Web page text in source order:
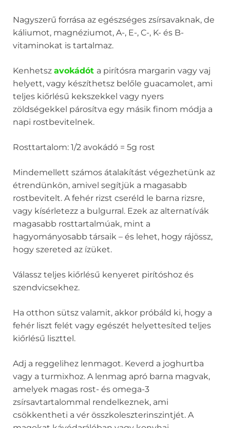
Nagyszerű forrása az egészséges zsírsavaknak, de
káliumot, magnéziumot, A-, E-, C-, K- és B-
vitaminokat is tartalmaz.
Kenhetsz avokádót a pirítósra margarin vagy vaj
helyett, vagy készíthetsz belőle guacamolet, ami
teljes kiőrlésű kekszekkel vagy nyers
zöldségekkel párosítva egy másik finom módja a
napi rostbevitelnek.
Rosttartalom: 1/2 avokádó = 5g rost
Mindemellett számos átalakítást végezhetünk az
étrendünkön, amivel segítjük a magasabb
rostbevitelt. A fehér rizst cseréld le barna rizsre,
vagy kísérletezz a bulgurral. Ezek az alternatívák
magasabb rosttartalmúak, mint a
hagyományosabb társaik – és lehet, hogy rájössz,
hogy szereted az ízüket.
Válassz teljes kiőrlésű kenyeret pirítóshoz és
szendvicsekhez.
Ha otthon sütsz valamit, akkor próbáld ki, hogy a
fehér liszt felét vagy egészét helyettesíted teljes
kiőrlésű liszttel.
Adj a reggelihez lenmagot. Keverd a joghurtba
vagy a turmixhoz. A lenmag apró barna magvak,
amelyek magas rost- és omega-3
zsírsavtartalommal rendelkeznek, ami
csökkentheti a vér összkoleszterinszintjét. A